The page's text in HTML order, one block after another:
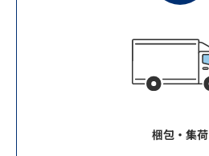
梱包・集荷